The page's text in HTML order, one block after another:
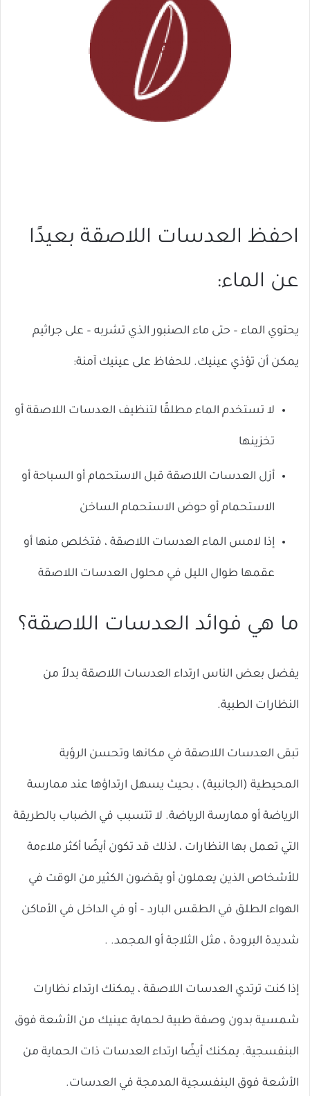
احفظ العدسات اللاصقة بعيدًا
عن الماء:
يحتوي الماء – حتى ماء الصنبور الذي تشربه – على جراثيم
يمكن أن تؤذي عينيك. للحفاظ على عينيك آمنة:
لا تستخدم الماء مطلقًا لتنظيف العدسات اللاصقة أو
تخزينها
أزل العدسات اللاصقة قبل الاستحمام أو السباحة أو
الاستحمام أو حوض الاستحمام الساخن
إذا لامس الماء العدسات اللاصقة ، فتخلص منها أو
عقمها طوال الليل في محلول العدسات اللاصقة
ما هي فوائد العدسات اللاصقة؟
يفضل بعض الناس ارتداء العدسات اللاصقة بدلاً من
النظارات الطبية.
تبقى العدسات اللاصقة في مكانها وتحسن الرؤية
المحيطية (الجانبية) ، بحيث يسهل ارتداؤها عند ممارسة
الرياضة أو ممارسة الرياضة. لا تتسبب في الضباب بالطريقة
التي تعمل بها النظارات ، لذلك قد تكون أيضًا أكثر ملاءمة
للأشخاص الذين يعملون أو يقضون الكثير من الوقت في
الهواء الطلق في الطقس البارد – أو في الداخل في الأماكن
شديدة البرودة ، مثل الثلاجة أو المجمد. .
إذا كنت ترتدي العدسات اللاصقة ، يمكنك ارتداء نظارات
شمسية بدون وصفة طبية لحماية عينيك من الأشعة فوق
البنفسجية. يمكنك أيضًا ارتداء العدسات ذات الحماية من
الأشعة فوق البنفسجية المدمجة في العدسات.